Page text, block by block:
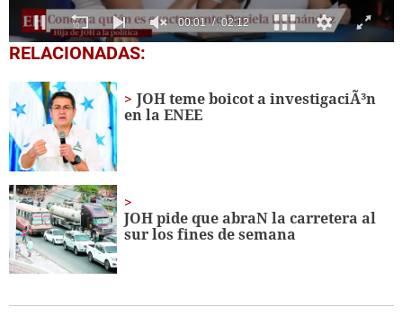
0
of
minutes,
12
seconds
00:04 02:12
RELACIONADAS:
JOH teme boicot a investigaciÃ³n
en la ENEE
JOH pide que abraN la carretera al
sur los fines de semana